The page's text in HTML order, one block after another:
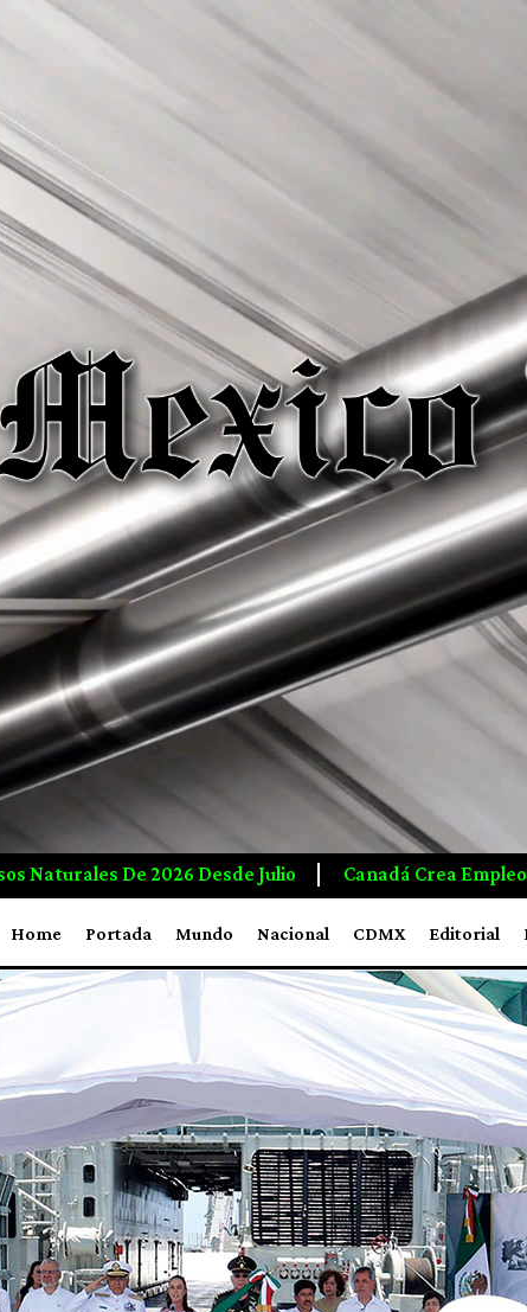
A Mayor Ritmo Que EUA, Responde Carney A Trump
Home Portada Mundo Nacional CDMX Editorial